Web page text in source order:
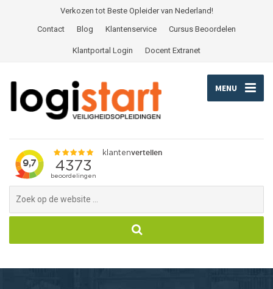
Verkozen tot Beste Opleider van Nederland!
Contact
Blog Klantenservice Cursus Beoordelen
Klantportal Login Docent Extranet
MENU